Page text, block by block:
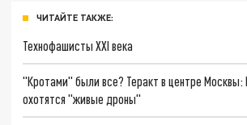
ЧИТАЙТЕ ТАКЖЕ:
Технофашисты XXI века
"Кротами" были все? Теракт в центре Москвы:
охотятся "живые дроны"